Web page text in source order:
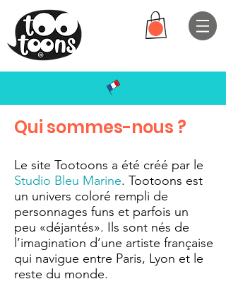
Qui sommes-nous ?
Le site Tootoons a été créé par le
Studio Bleu Marine. Tootoons est
un univers coloré rempli de
personnages funs et parfois un
peu «déjantés». Ils sont nés de
l’imagination d’une artiste française
qui navigue entre Paris, Lyon et le
reste du monde.